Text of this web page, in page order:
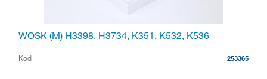
WOSK (M) H3398, H3734, K351, K532, K536
Kod 253365